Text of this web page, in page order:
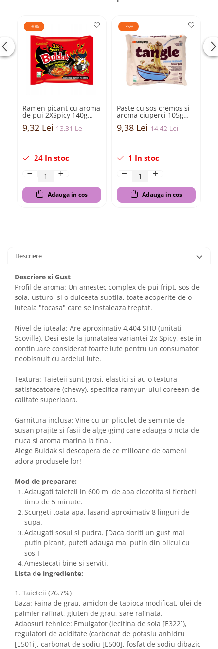
-30%
Ramen picant cu aroma
de pui 2XSpicy 140g
Samyang Buldak
13,31 Lei
9,32 Lei
24 In stoc
Adauga in cos
-35%
Paste cu sos cremos si
aroma ciuperci 105g
Samyang Tangle
14,42 Lei
9,38 Lei
1 In stoc
Adauga in cos
Descriere
Descriere si Gust
Profil de aroma: Un amestec complex de pui fript, sos de
soia, usturoi si o dulceata subtila, toate acoperite de o
iuteala "focasa" care se instaleaza treptat.
Nivel de iuteala: Are aproximativ 4.404 SHU (unitati
Scoville). Desi este la jumatatea variantei 2x Spicy, este in
continuare considerat foarte iute pentru un consumator
neobisnuit cu ardeiul iute.
Textura: Taieteii sunt grosi, elastici si au o textura
satisfacatoare (chewy), specifica ramyun-ului coreean de
calitate superioara.
Garnitura inclusa: Vine cu un pliculet de seminte de
susan prajite si fasii de alge (gim) care adauga o nota de
nuca si aroma marina la final.
Alege Buldak si descopera de ce milioane de oameni
adora produsele lor!
Mod de preparare:
Adaugati taieteii in 600 ml de apa clocotita si fierbeti
timp de 5 minute.
Scurgeti toata apa, lasand aproximativ 8 linguri de
supa.
Adaugati sosul si pudra. [Daca doriti un gust mai
putin picant, puteti adauga mai putin din plicul cu
sos.]
Amestecati bine si serviti.
Lista de ingrediente:
1. Taieteii (76.7%)
Baza: Faina de grau, amidon de tapioca modificat, ulei de
palmier rafinat, gluten de grau, sare rafinata.
Adaosuri tehnice: Emulgator (lecitina de soia [E322]),
regulatori de aciditate (carbonat de potasiu anhidru
[E501i], carbonat de sodiu [E500], fosfat de sodiu dibazic